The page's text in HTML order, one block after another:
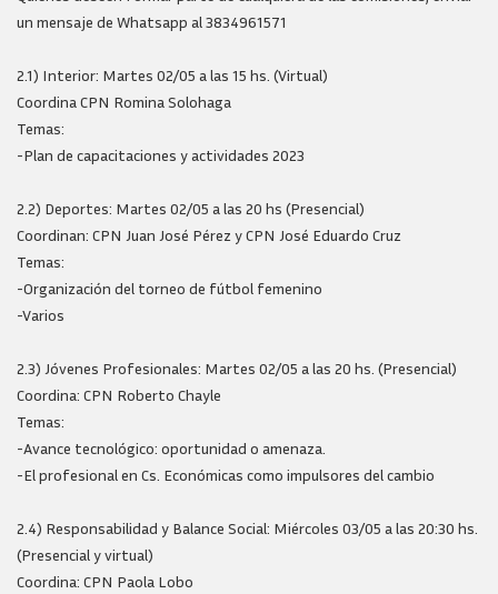
un mensaje de Whatsapp al 3834961571
2.1) Interior: Martes 02/05 a las 15 hs. (Virtual)
Coordina CPN Romina Solohaga
Temas:
-Plan de capacitaciones y actividades 2023
2.2) Deportes: Martes 02/05 a las 20 hs (Presencial)
Coordinan: CPN Juan José Pérez y CPN José Eduardo Cruz
Temas:
-Organización del torneo de fútbol femenino
-Varios
2.3) Jóvenes Profesionales: Martes 02/05 a las 20 hs. (Presencial)
Coordina: CPN Roberto Chayle
Temas:
-Avance tecnológico: oportunidad o amenaza.
-El profesional en Cs. Económicas como impulsores del cambio
2.4) Responsabilidad y Balance Social: Miércoles 03/05 a las 20:30 hs.
(Presencial y virtual)
Coordina: CPN Paola Lobo